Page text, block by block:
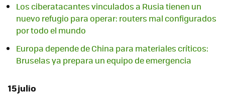
Los ciberatacantes vinculados a Rusia tienen un
nuevo refugio para operar: routers mal configurados
por todo el mundo
Europa depende de China para materiales críticos:
Bruselas ya prepara un equipo de emergencia
15 julio